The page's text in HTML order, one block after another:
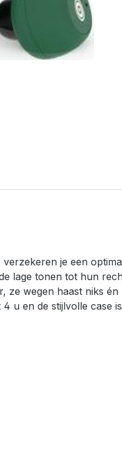
je een
lage tonen tot hun
wegen haast niks
u en de stijlvolle case